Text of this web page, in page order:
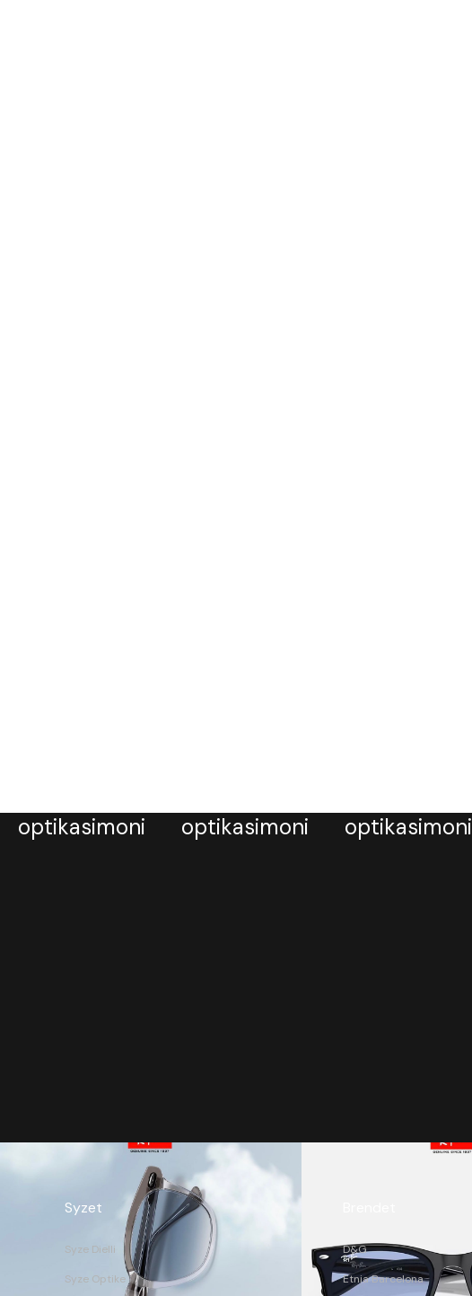
optikasimoni optikasimoni optikasimoni
Syzet
Syze Dielli
Syze Optike
D&G
Etnia Barcelona